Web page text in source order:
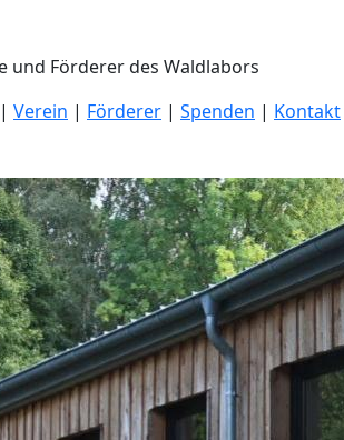
und Förderer des Waldlabors
| Verein | Förderer | Spenden | Kontakt